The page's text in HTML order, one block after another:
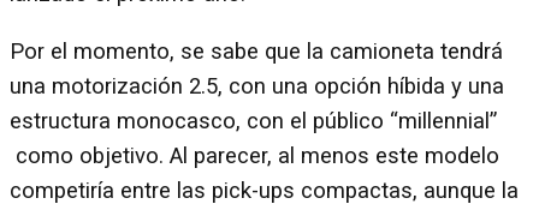
Por el momento, se sabe que la camioneta tendrá
una motorización 2.5, con una opción híbida y una
estructura monocasco, con el público “millennial”
como objetivo. Al parecer, al menos este modelo
competiría entre las pick-ups compactas, aunque la